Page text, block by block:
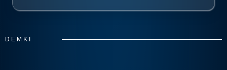
DEMKI